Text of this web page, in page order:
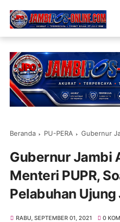
Beranda PU-PERA Gubernur Jambi Al Haris
Gubernur Jambi
Menteri PUPR,
Pelabuhan
RABU, SEPTEMBER 01, 2021 0